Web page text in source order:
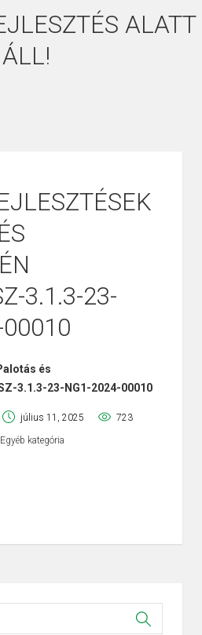
ALATT
ÁLL!
3.1.3-23-
és
3.1.3-23-NG1-2024-00010
július 11, 2025 723
Egyéb kategória